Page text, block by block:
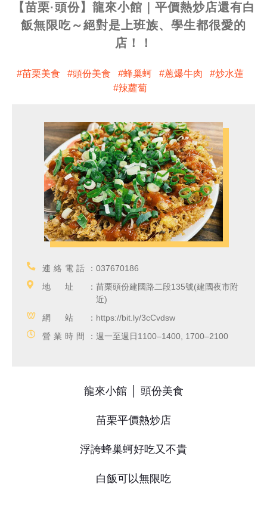
【苗栗·頭份】龍來小館｜平價熱炒店還有白
飯無限吃～絕對是上班族、學生都很愛的
店！！
苗栗美食 頭份美食 蜂巢蚵 蔥爆牛肉
炒水蓮
辣蘿蔔
連絡電話： 037670186
地址： 苗栗頭份建國路二段135號(建國夜市附
近)
網站： https://bit.ly/3cCvdsw
營業時間： 週一至週日1100–1400, 1700–2100
龍來小館 │ 頭份美食
苗栗平價熱炒店
浮誇蜂巢蚵好吃又不貴
白飯可以無限吃